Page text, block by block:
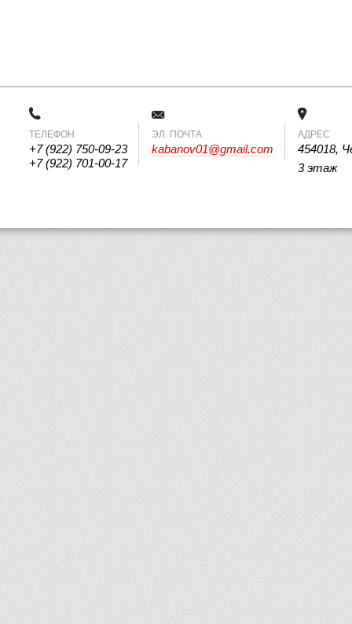
ТЕЛЕФОН
+7 (922) 750-09-23
+7 (922) 701-00-17
ЭЛ. ПОЧТА
kabanov01@gmail.com
АДРЕС
454018,
3 этаж